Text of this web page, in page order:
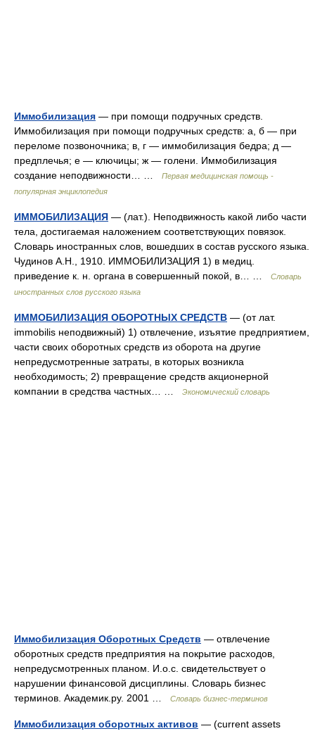
Иммобилизация — при помощи подручных средств.
Иммобилизация при помощи подручных средств: а, б — при
переломе позвоночника; в, г — иммобилизация бедра; д —
предплечья; е — ключицы; ж — голени. Иммобилизация
создание неподвижности… …
Первая медицинская помощь -
популярная энциклопедия
ИММОБИЛИЗАЦИЯ — (лат.). Неподвижность какой либо части
тела, достигаемая наложением соответствующих повязок.
Словарь иностранных слов, вошедших в состав русского языка.
Чудинов А.Н., 1910. ИММОБИЛИЗАЦИЯ 1) в медиц.
приведение к. н. органа в совершенный покой, в… …
Словарь
иностранных слов русского языка
ИММОБИЛИЗАЦИЯ ОБОРОТНЫХ СРЕДСТВ — (от лат.
immobilis неподвижный) 1) отвлечение, изъятие предприятием,
части своих оборотных средств из оборота на другие
непредусмотренные затраты, в которых возникла
необходимость; 2) превращение средств акционерной
компании в средства частных… …
Экономический словарь
Иммобилизация Оборотных Средств — отвлечение
оборотных средств предприятия на покрытие расходов,
непредусмотренных планом. И.о.с. свидетельствует о
нарушении финансовой дисциплины. Словарь бизнес
терминов. Академик.ру. 2001 …
Словарь бизнес-терминов
Иммобилизация оборотных активов — (current assets